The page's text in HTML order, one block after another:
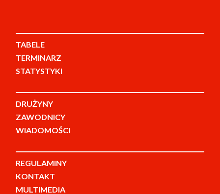
TABELE
TERMINARZ
STATYSTYKI
DRUŻYNY
ZAWODNICY
WIADOMOŚCI
REGULAMINY
KONTAKT
MULTIMEDIA